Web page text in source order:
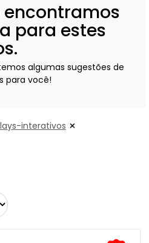
encontramos
para estes
algumas sugestões de
para você!
interativos